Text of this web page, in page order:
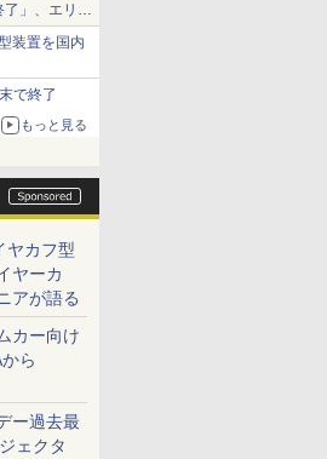
」、エリア
課題
装置を国内
で終了
もっと見る
ヤカフ型
ヤーカ
アが語る
カー向け
ら
ー過去最
ェクタ